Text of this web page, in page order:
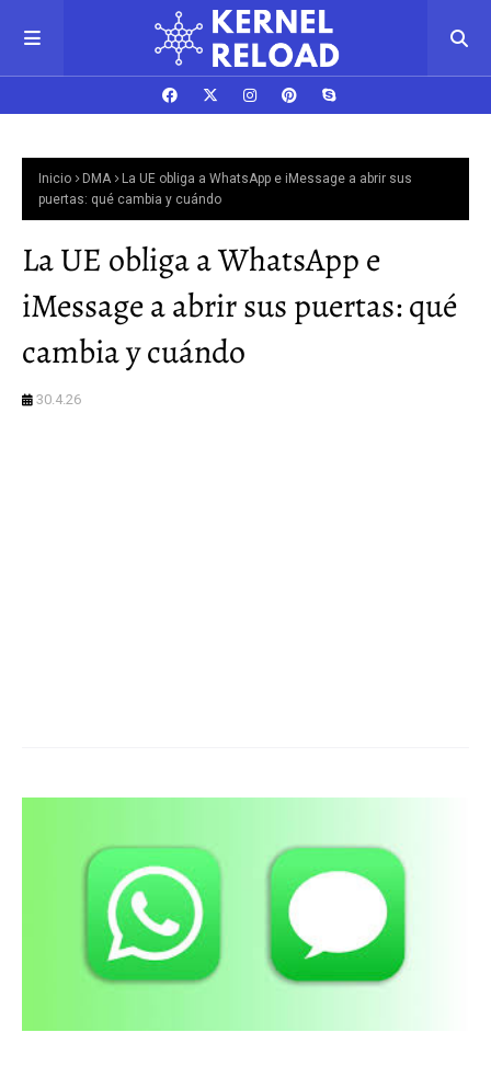
Inicio DMA
La UE obliga a WhatsApp e iMessage a abrir sus
puertas: qué cambia y cuándo
La UE obliga a WhatsApp e
iMessage a abrir sus puertas: qué
cambia y cuándo
30.4.26